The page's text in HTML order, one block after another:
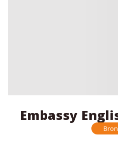
Embassy